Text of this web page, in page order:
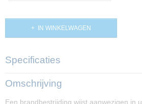
IN WINKELWAGEN
Specificaties
Productcode
Omschrijving
Een brandbestrijding wijst aanwezigen in